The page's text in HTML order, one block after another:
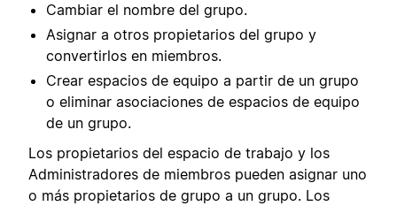
Cambiar el nombre del grupo.
Asignar a otros propietarios del grupo y
convertirlos en miembros.
Crear espacios de equipo a partir de un grupo
o eliminar asociaciones de espacios de equipo
de un grupo.
Los propietarios del espacio de trabajo y los
Administradores de miembros pueden asignar uno
o más propietarios de grupo a un grupo. Los